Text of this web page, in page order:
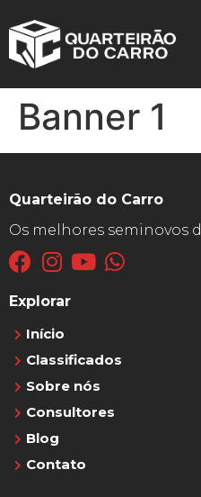
Banner 1
Quarteirão do Carro
Os melhores seminovos
Explorar
Início
Classificados
Sobre nós
Consultores
Blog
Contato